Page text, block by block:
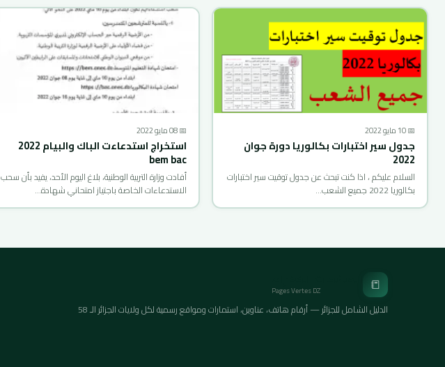
📅 10 مايو 2022
جدول سير اختبارات بكالوريا دورة جوان
2022
السلام عليكم ، اذا كنت تبحث عن جدول توقيت سير اختبارات
بكالوريا 2022 جميع الشعب…
📅 08 مايو 2022
استخراج استدعاءت الباك والبيام 2022
bem bac
أفادت وزارة التربية الوطنية، بلاغ اليوم الأحد، يفيد بأن سحب
الاستدعاءات الخاصة باجتياز امتحاني شهادة…
📒
Pages Vertes DZ
الدليل الشامل للجزائر — أرقام هاتف، عناوين، استمارات ومواقع رسمية لكل ولايات الجزائر الـ 58